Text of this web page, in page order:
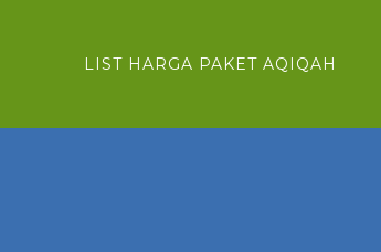
LIST HARGA PAKET AQIQAH